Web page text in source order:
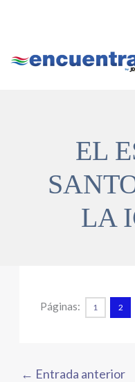
EL
LA
Páginas: 1 2
← Entrada anterior